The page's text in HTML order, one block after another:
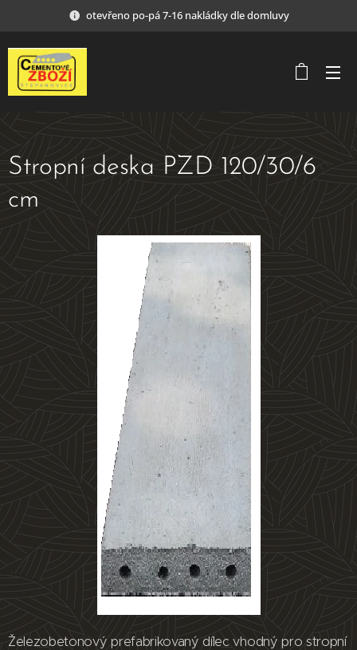
otevřeno po-pá 7-16 nakládky dle domluvy
Stropní deska PZD 120/30/6
cm
Železobetonový prefabrikovaný dílec vhodný pro stropní